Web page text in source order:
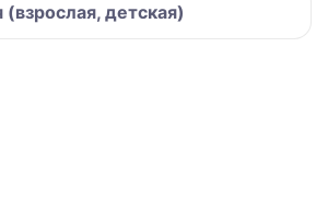
(взрослая, детская)